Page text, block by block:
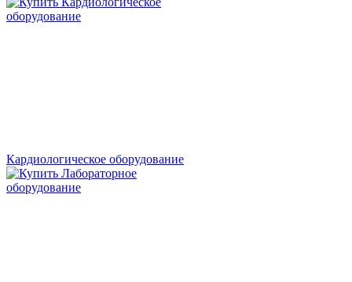
Кардиологическое оборудование